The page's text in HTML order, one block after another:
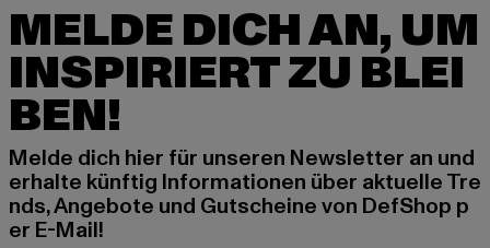
MELDE DICH AN, UM
INSPIRIERT ZU BLEI
BEN!
Melde dich hier für unseren Newsletter an und
erhalte künftig Informationen über aktuelle Tre
nds, Angebote und Gutscheine von DefShop p
er E-Mail!